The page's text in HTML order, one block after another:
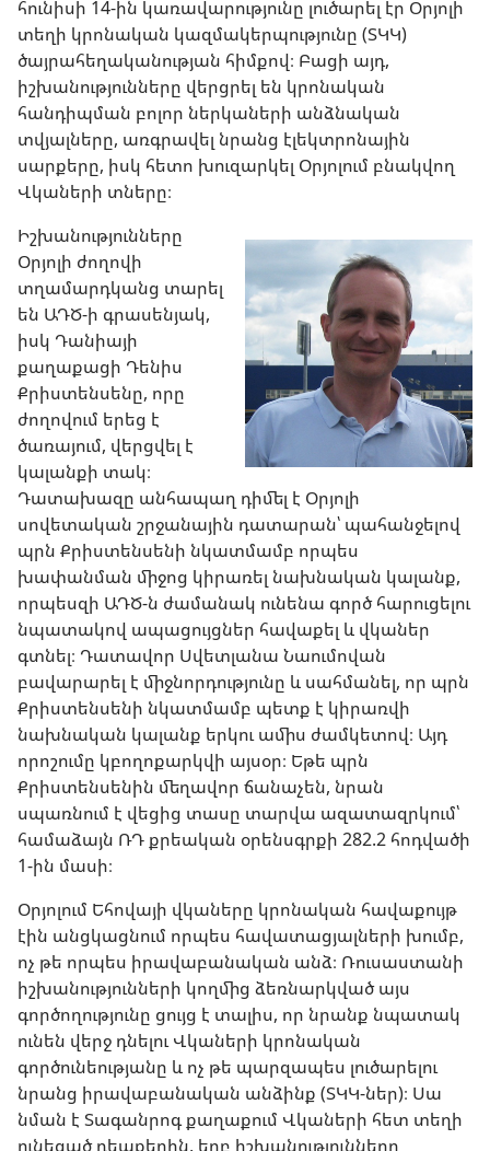
հունիսի 14-ին կառավարությունը լուծարել էր Օրյոլի
տեղի կրոնական կազմակերպությունը (ՏԿԿ)
ծայրահեղականության հիմքով։ Բացի այդ,
իշխանությունները վերցրել են կրոնական
հանդիպման բոլոր ներկաների անձնական
տվյալները, առգրավել նրանց էլեկտրոնային
սարքերը, իսկ հետո խուզարկել Օրյոլում բնակվող
Վկաների տները։
Իշխանությունները
Օրյոլի ժողովի
տղամարդկանց տարել
են ԱԴԾ-ի գրասենյակ,
իսկ Դանիայի
քաղաքացի Դենիս
Քրիստենսենը, որը
ժողովում երեց է
ծառայում, վերցվել է
կալանքի տակ։
Դատախազը անհապաղ դիմել է Օրյոլի
սովետական շրջանային դատարան՝ պահանջելով
պրն Քրիստենսենի նկատմամբ որպես
խափանման միջոց կիրառել նախնական կալանք,
որպեսզի ԱԴԾ-ն ժամանակ ունենա գործ հարուցելու
նպատակով ապացույցներ հավաքել և վկաներ
գտնել։ Դատավոր Սվետլանա Նաումովան
բավարարել է միջնորդությունը և սահմանել, որ պրն
Քրիստենսենի նկատմամբ պետք է կիրառվի
նախնական կալանք երկու ամիս ժամկետով։ Այդ
որոշումը կբողոքարկվի այսօր։ Եթե պրն
Քրիստենսենին մեղավոր ճանաչեն, նրան
սպառնում է վեցից տասը տարվա ազատազրկում՝
համաձայն ՌԴ քրեական օրենսգրքի 282.2 հոդվածի
1-ին մասի։
Օրյոլում Եհովայի վկաները կրոնական հավաքույթ
էին անցկացնում որպես հավատացյալների խումբ,
ոչ թե որպես իրավաբանական անձ։ Ռուսաստանի
իշխանությունների կողմից ձեռնարկված այս
գործողությունը ցույց է տալիս, որ նրանք նպատակ
ունեն վերջ դնելու Վկաների կրոնական
գործունեությանը և ոչ թե պարզապես լուծարելու
նրանց իրավաբանական անձինք (ՏԿԿ-ներ)։ Սա
նման է Տագանրոգ քաղաքում Վկաների հետ տեղի
ունեցած դեպքերին, երբ իշխանությունները